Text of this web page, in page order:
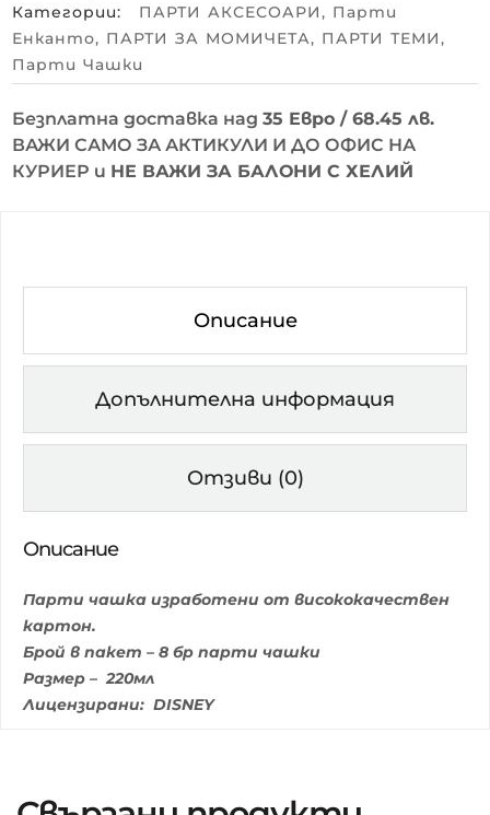
Категории: ПАРТИ АКСЕСОАРИ , Парти
Енканто, ПАРТИ ЗА МОМИЧЕТА, ПАРТИ ТЕМИ ,
Парти Чашки
Безплатна доставка над35 Евро / 68.45 лв.
ВАЖИ САМО ЗА АКТИКУЛИ И ДО ОФИС НА
КУРИЕР и НЕ ВАЖИ ЗА БАЛОНИ С ХЕЛИЙ
Описание
Допълнителна информация
Отзиви (0)
Описание
Парти чашка изработени от висококачествен
картон.
Брой в пакет – 8 бр парти чашки
Размер – 220мл
Лицензирани: DISNEY